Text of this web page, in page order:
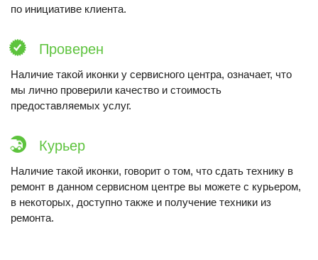
по инициативе клиента.
Проверен
Наличие такой иконки у сервисного центра, означает, что
мы лично проверили качество и стоимость
предоставляемых услуг.
Курьер
Наличие такой иконки, говорит о том, что сдать технику в
ремонт в данном сервисном центре вы можете с курьером,
в некоторых, доступно также и получение техники из
ремонта.